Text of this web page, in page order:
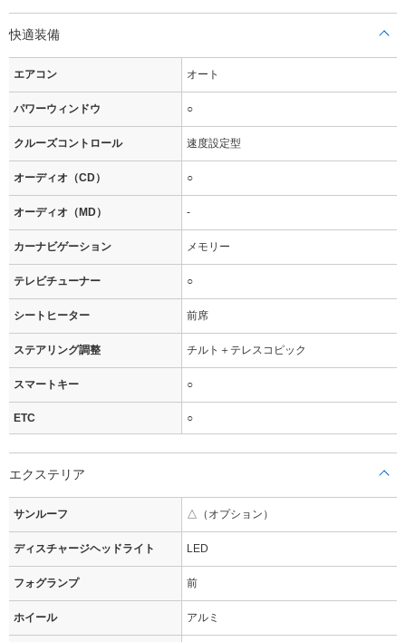
快適装備
エアコン オート
パワーウィンドウ ○
クルーズコントロール 速度設定型
オーディオ（CD） ○
オーディオ（MD） -
カーナビゲーション メモリー
テレビチューナー ○
シートヒーター 前席
ステアリング調整 チルト＋テレスコピック
スマートキー ○
ETC ○
エクステリア
サンルーフ △（オプション）
ディスチャージヘッドライト LED
フォグランプ 前
ホイール アルミ